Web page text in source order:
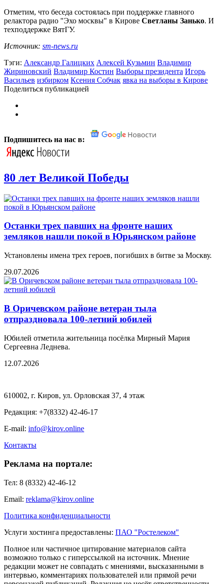
Отметим, что беседа состоялась при поддержке главного
релактора радио "Эхо москвы" в Кирове Светланы Занько. И
техподдержке ВятГУ.
Источник: sm-news.ru
Тэги: Александр Галицких Алексей Кузьмин Владимир
Жириновский Владимир Костин Выборы президента Игорь
Васильев избирком Ксения Собчак явка на выборы в Кирове
Поделиться публикацией
Подпишитесь на нас в:
80 лет Великой Победы
Останки трех павших на фронте наших
земляков нашли покой в Юрьянском районе
Установлены имена трех героев, погибших в битве за Москву.
29.07.2026
В Оричевском районе ветеран тыла
отпраздновала 100-летний юбилей
Юбилей отметила жительница посёлка Мирный Мария
Сергеевна Леднева.
12.07.2026
610002, г. Киров, ул. Орловская 37, 4 этаж
Редакция: +7(8332) 42-46-17
E-mail: info@kirov.online
Контакты
Реклама на портале:
Тел: 8 (8332) 42-46-12
Email: reklama@kirov.online
Политика конфиденциальности
Услуги хостинга предоставлены: ПАО "Ростелеком"
Полное или частичное цитирование материалов сайта
возможно только с гиперссылкой на источник. Мнение
редакции может не совпадать с мнениями, высказанными в
интервью, комментариях пользователей или прямой речи